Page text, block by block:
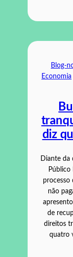
Blog-
Economia
diz
Diante da
Público
processo
não
de
direitos
quatro